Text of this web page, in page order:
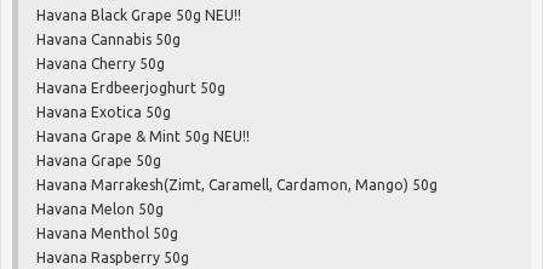
Havana Black Grape 50g NEU!!
Havana Cannabis 50g
Havana Cherry 50g
Havana Erdbeerjoghurt 50g
Havana Exotica 50g
Havana Grape & Mint 50g NEU!!
Havana Grape 50g
Havana Marrakesh(Zimt, Caramell, Cardamon, Mango) 50g
Havana Melon 50g
Havana Menthol 50g
Havana Raspberry 50g